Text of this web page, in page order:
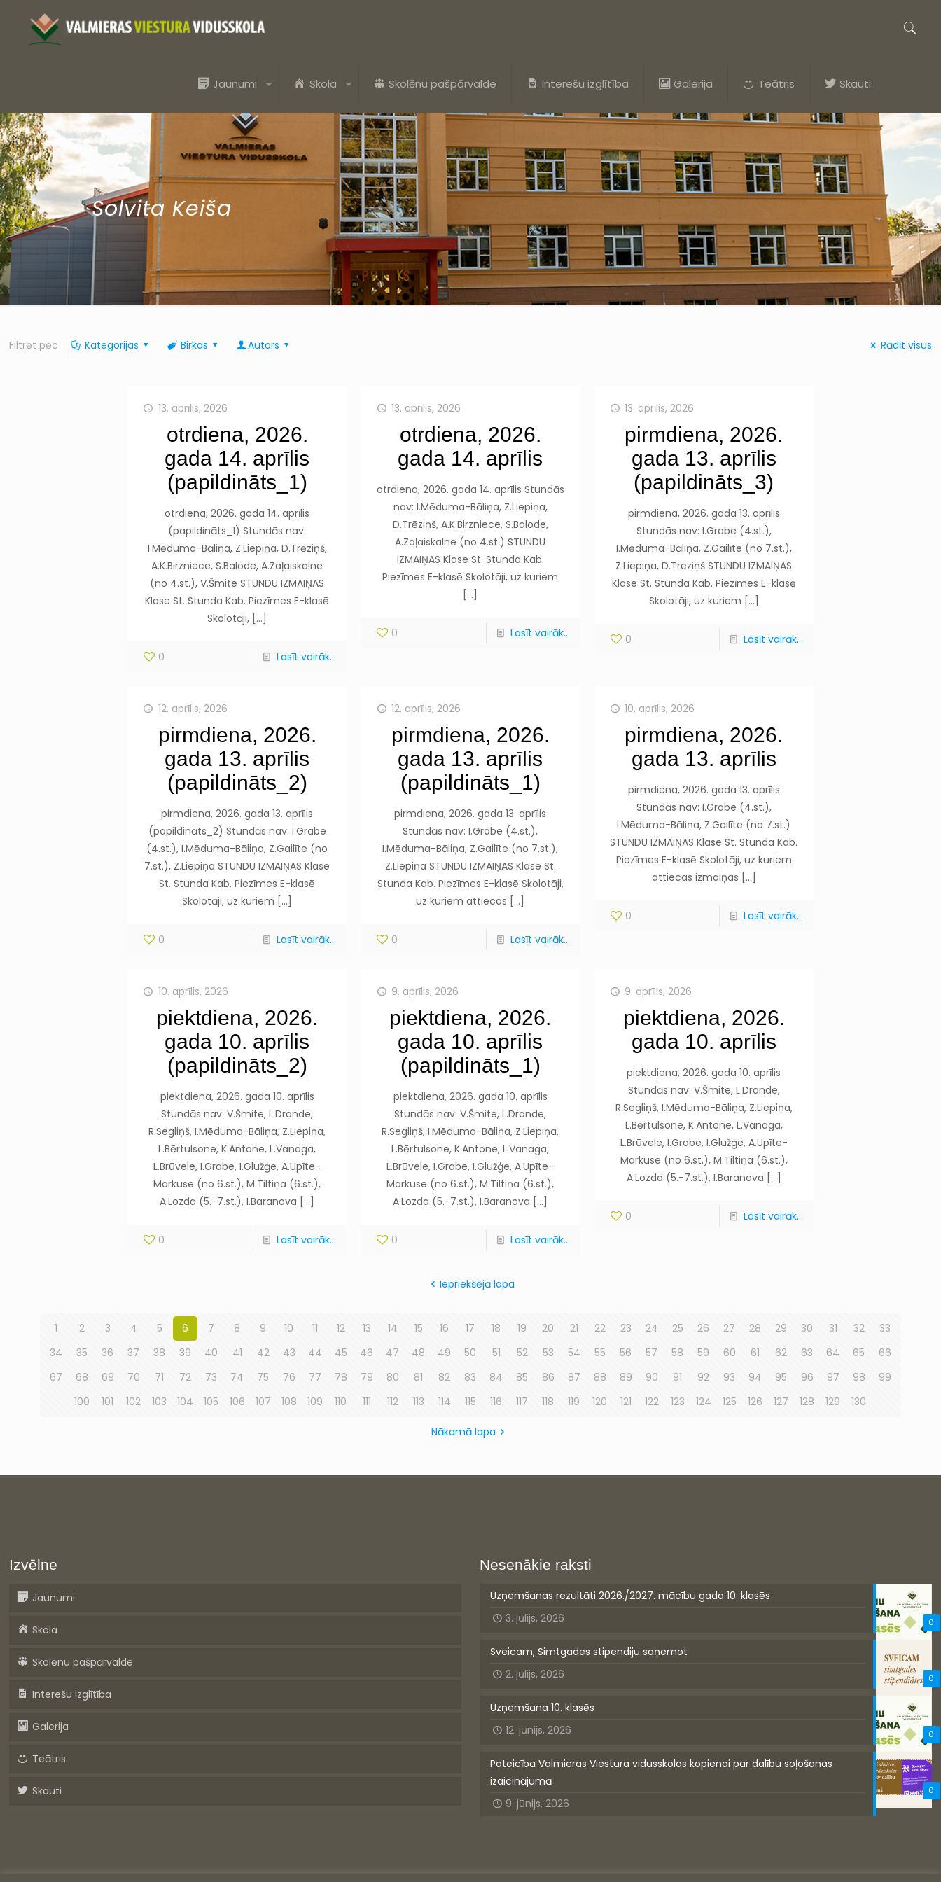
Jaunumi Skola Skolēnu pašpārvalde Interešu izglītība Galerija Teātris Skauti
Solvita Keiša
Filtrēt pēc Kategorijas Birkas Autors Rādīt visus
13. aprīlis, 2026
otrdiena, 2026.
gada 14. aprīlis
(papildināts_1)
otrdiena, 2026. gada 14. aprīlis
(papildināts_1) Stundās nav:
I.Mēduma-Bāliņa, Z.Liepiņa, D.Trēziņš,
A.K.Birzniece, S.Balode, A.Zaļaiskalne
(no 4.st.), V.Šmite STUNDU IZMAIŅAS
Klase St. Stunda Kab. Piezīmes E-klasē
Skolotāji, […]
0 Lasīt vairāk...
13. aprīlis, 2026
otrdiena, 2026.
gada 14. aprīlis
otrdiena, 2026. gada 14. aprīlis Stundās
nav: I.Mēduma-Bāliņa, Z.Liepiņa,
D.Trēziņš, A.K.Birzniece, S.Balode,
A.Zaļaiskalne (no 4.st.) STUNDU
IZMAIŅAS Klase St. Stunda Kab.
Piezīmes E-klasē Skolotāji, uz kuriem
[…]
0 Lasīt vairāk...
13. aprīlis, 2026
pirmdiena, 2026.
gada 13. aprīlis
(papildināts_3)
pirmdiena, 2026. gada 13. aprīlis
Stundās nav: I.Grabe (4.st.),
I.Mēduma-Bāliņa, Z.Gailīte (no 7.st.),
Z.Liepiņa, D.Treziņš STUNDU IZMAIŅAS
Klase St. Stunda Kab. Piezīmes E-klasē
Skolotāji, uz kuriem […]
0 Lasīt vairāk...
12. aprīlis, 2026
pirmdiena, 2026.
gada 13. aprīlis
(papildināts_2)
pirmdiena, 2026. gada 13. aprīlis
(papildināts_2) Stundās nav: I.Grabe
(4.st.), I.Mēduma-Bāliņa, Z.Gailīte (no
7.st.), Z.Liepiņa STUNDU IZMAIŅAS Klase
St. Stunda Kab. Piezīmes E-klasē
Skolotāji, uz kuriem […]
0 Lasīt vairāk...
12. aprīlis, 2026
pirmdiena, 2026.
gada 13. aprīlis
(papildināts_1)
pirmdiena, 2026. gada 13. aprīlis
Stundās nav: I.Grabe (4.st.),
I.Mēduma-Bāliņa, Z.Gailīte (no 7.st.),
Z.Liepiņa STUNDU IZMAIŅAS Klase St.
Stunda Kab. Piezīmes E-klasē Skolotāji,
uz kuriem attiecas […]
0 Lasīt vairāk...
10. aprīlis, 2026
pirmdiena, 2026.
gada 13. aprīlis
pirmdiena, 2026. gada 13. aprīlis
Stundās nav: I.Grabe (4.st.),
I.Mēduma-Bāliņa, Z.Gailīte (no 7.st.)
STUNDU IZMAIŅAS Klase St. Stunda Kab.
Piezīmes E-klasē Skolotāji, uz kuriem
attiecas izmaiņas […]
0 Lasīt vairāk...
10. aprīlis, 2026
piektdiena, 2026.
gada 10. aprīlis
(papildināts_2)
piektdiena, 2026. gada 10. aprīlis
Stundās nav: V.Šmite, L.Drande,
R.Segliņš, I.Mēduma-Bāliņa, Z.Liepiņa,
L.Bērtulsone, K.Antone, L.Vanaga,
L.Brūvele, I.Grabe, I.Glužģe, A.Upīte-
Markuse (no 6.st.), M.Tiltiņa (6.st.),
A.Lozda (5.-7.st.), I.Baranova […]
0 Lasīt vairāk...
9. aprīlis, 2026
piektdiena, 2026.
gada 10. aprīlis
(papildināts_1)
piektdiena, 2026. gada 10. aprīlis
Stundās nav: V.Šmite, L.Drande,
R.Segliņš, I.Mēduma-Bāliņa, Z.Liepiņa,
L.Bērtulsone, K.Antone, L.Vanaga,
L.Brūvele, I.Grabe, I.Glužģe, A.Upīte-
Markuse (no 6.st.), M.Tiltiņa (6.st.),
A.Lozda (5.-7.st.), I.Baranova […]
0 Lasīt vairāk...
9. aprīlis, 2026
piektdiena, 2026.
gada 10. aprīlis
piektdiena, 2026. gada 10. aprīlis
Stundās nav: V.Šmite, L.Drande,
R.Segliņš, I.Mēduma-Bāliņa, Z.Liepiņa,
L.Bērtulsone, K.Antone, L.Vanaga,
L.Brūvele, I.Grabe, I.Glužģe, A.Upīte-
Markuse (no 6.st.), M.Tiltiņa (6.st.),
A.Lozda (5.-7.st.), I.Baranova […]
0 Lasīt vairāk...
Iepriekšējā lapa
1 2 3 4 5 6 7 8 9 10 11 12 13 14 15 16 17 18 19 20 21 22 23 24 25 26 27 28 29 30 31 32
33
34
35 36 37 38 39 40 41 42 43 44 45 46 47 48 49 50 51 52 53 54 55 56 57 58 59 60 61 62 63 64 65
66
67
68 69 70 71 72 73 74 75 76 77 78 79 80 81 82 83 84 85 86 87 88 89 90 91 92 93 94 95 96 97 98
99
100
101 102 103 104 105 106 107 108 109 110 111 112 113 114 115 116 117 118 119 120 121 122 123 124 125 126 127 128 129 130
Nākamā lapa
Izvēlne
Jaunumi
Skola
Skolēnu pašpārvalde
Interešu izglītība
Galerija
Teātris
Skauti
Nesenākie raksti
0
Uzņemšanas rezultāti 2026./2027. mācību gada 10. klasēs
3. jūlijs, 2026
0
Sveicam, Simtgades stipendiju saņemot
2. jūlijs, 2026
0
Uzņemšana 10. klasēs
12. jūnijs, 2026
0
Pateicība Valmieras Viestura vidusskolas kopienai par dalību soļošanas
izaicinājumā
9. jūnijs, 2026